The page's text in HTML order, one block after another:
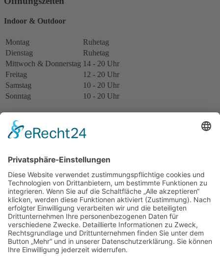
Indoor & Outdoor
Montag
Ruhetag
Dienstag
Ruhetag
Mittwoch & Donnerstag 14 - 20 Uhr
Freitag
12 - 20 Uhr
Samstag
10 - 20 Uhr
Sonntag
10 - 20 Uhr
Montag
Ruhetag
Mittwoch & Donnerstag 14 - 20 Uhr
Samstag
10 - 20 Uhr
Sonntag
10 - 20 Uhr
Motorsportstrecke
Montag
nach Absprache
Dienstag
nach Absprache
Mittwoch & Donnerstag 9 - 18 Uhr